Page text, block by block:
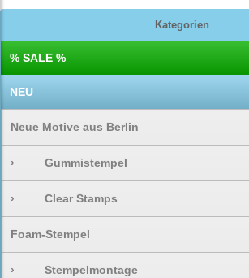
Kategorien
% SALE %
NEU
Neue Motive aus Berlin
› Gummistempel
› Clear Stamps
Foam-Stempel
› Stempelmontage